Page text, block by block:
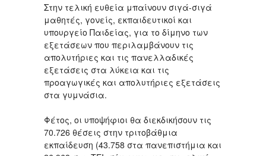
Στην τελική ευθεία μπαίνουν σιγά-σιγά
μαθητές, γονείς, εκπαιδευτικοί και
υπουργείο Παιδείας, για το δίμηνο των
εξετάσεων που περιλαμβάνουν τις
απολυτήριες και τις πανελλαδικές
εξετάσεις στα λύκεια και τις
προαγωγικές και απολυτήριες εξετάσεις
στα γυμνάσια.
Φέτος, οι υποψήφιοι θα διεκδικήσουν τις
70.726 θέσεις στην τριτοβάθμια
εκπαίδευση (43.758 στα πανεπιστήμια και